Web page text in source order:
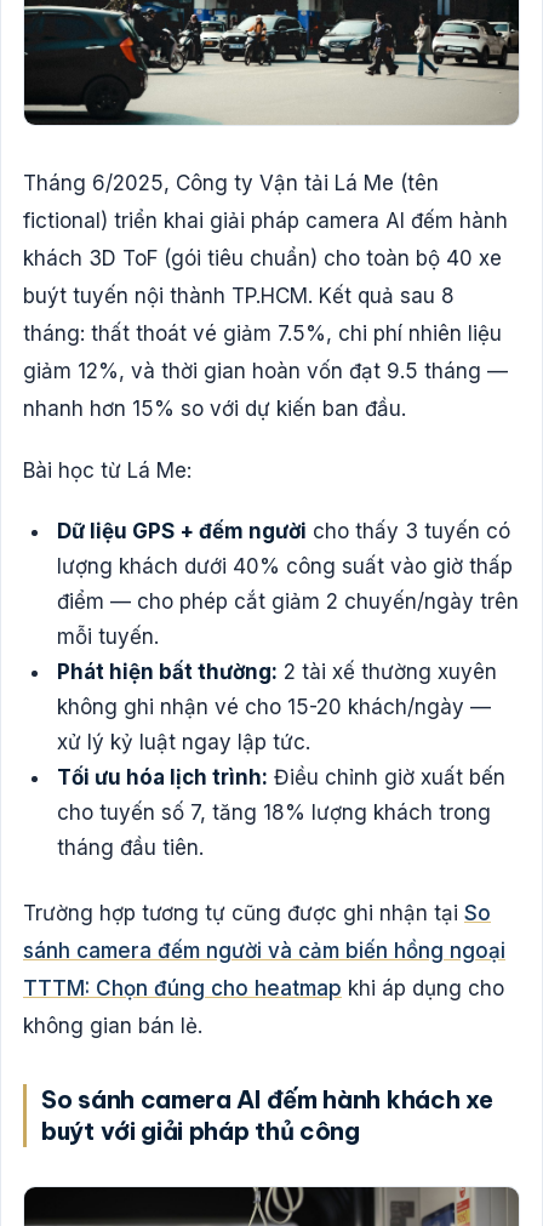
Tháng 6/2025, Công ty Vận tải Lá Me (tên
fictional) triển khai giải pháp camera AI đếm hành
khách 3D ToF (gói tiêu chuẩn) cho toàn bộ 40 xe
buýt tuyến nội thành TP.HCM. Kết quả sau 8
tháng: thất thoát vé giảm 7.5%, chi phí nhiên liệu
giảm 12%, và thời gian hoàn vốn đạt 9.5 tháng —
nhanh hơn 15% so với dự kiến ban đầu.
Bài học từ Lá Me:
Dữ liệu GPS + đếm người cho thấy 3 tuyến có
lượng khách dưới 40% công suất vào giờ thấp
điểm — cho phép cắt giảm 2 chuyến/ngày trên
mỗi tuyến.
Phát hiện bất thường: 2 tài xế thường xuyên
không ghi nhận vé cho 15-20 khách/ngày —
xử lý kỷ luật ngay lập tức.
Tối ưu hóa lịch trình: Điều chỉnh giờ xuất bến
cho tuyến số 7, tăng 18% lượng khách trong
tháng đầu tiên.
Trường hợp tương tự cũng được ghi nhận tại So
sánh camera đếm người và cảm biến hồng ngoại
TTTM: Chọn đúng cho heatmap khi áp dụng cho
không gian bán lẻ.
So sánh camera AI đếm hành khách xe
buýt với giải pháp thủ công